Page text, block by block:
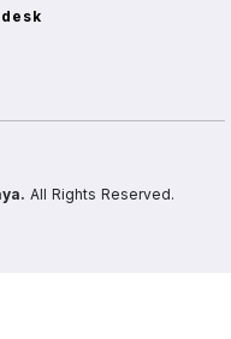
All Rights Reserved.